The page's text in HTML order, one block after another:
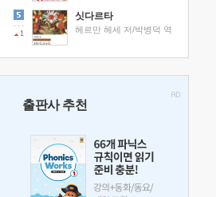
1
싯다르타
헤르만 헤세 저/박병덕 역
출판사 추천